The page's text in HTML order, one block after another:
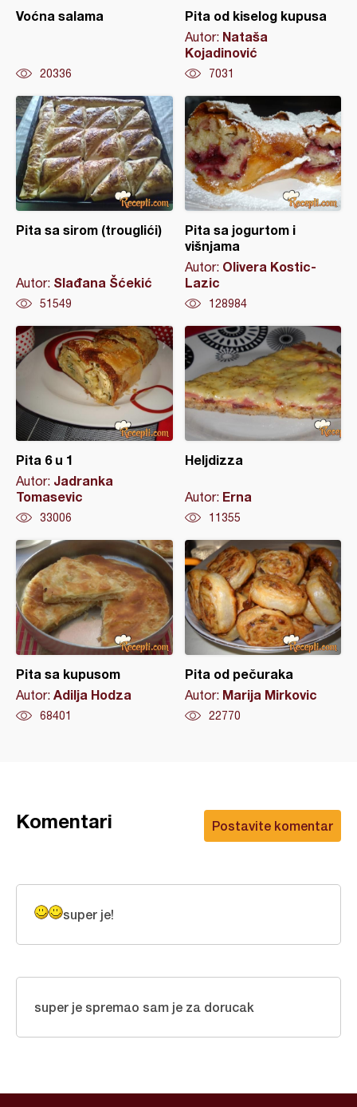
Voćna salama
20336
Pita od kiselog kupusa
Autor: Nataša
Kojadinović
7031
Pita sa sirom (trouglići)
Autor: Slađana Šćekić
51549
Pita sa jogurtom i
višnjama
Autor: Olivera Kostic-
Lazic
128984
Pita 6 u 1
Autor: Jadranka
Tomasevic
33006
Heljdizza
Autor: Erna
11355
Pita sa kupusom
Autor: Adilja Hodza
68401
Pita od pečuraka
Autor: Marija Mirkovic
22770
Postavite komentar
Komentari
super je!
super je spremao sam je za dorucak